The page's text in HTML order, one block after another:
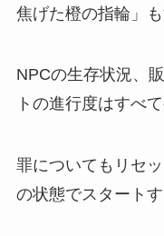
焦げた橙の指輪」
NPCの生存状況、
トの進行度はすべ
罪についてもリセ
の状態でスタートす